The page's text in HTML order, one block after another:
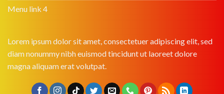
Menu link 4
Lorem ipsum dolor sit amet, consectetuer adipiscing elit, sed
diam nonummy nibh euismod tincidunt ut laoreet dolore
magna aliquam erat volutpat.